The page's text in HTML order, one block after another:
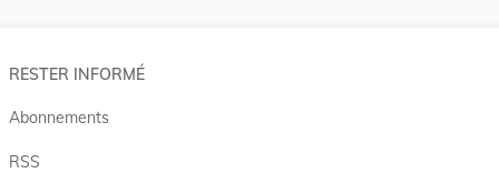
RESTER INFORMÉ
Abonnements
RSS